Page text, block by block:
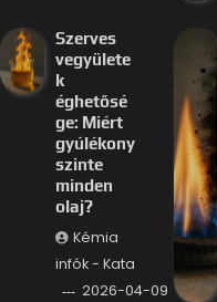
Szerves
vegyülete
k
éghetősé
ge: Miért
gyúlékony
szinte
minden
olaj?
Kémia
infók - Kata
2026-04-09